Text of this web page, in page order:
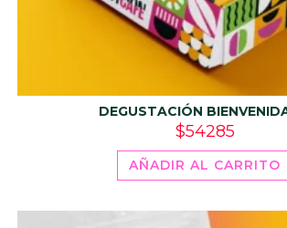
DEGUSTACIÓN
$54285
AÑADIR AL CARRITO